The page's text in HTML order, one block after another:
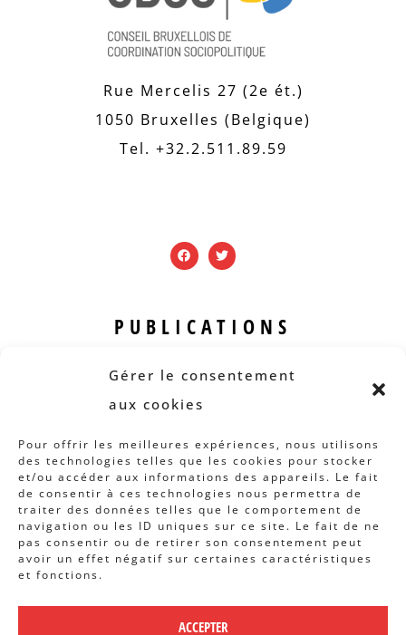
Gérer le consentement
aux cookies
Pour offrir les meilleures expériences, nous utilisons
des technologies telles que les cookies pour stocker
et/ou accéder aux informations des appareils. Le fait
de consentir à ces technologies nous permettra de
traiter des données telles que le comportement de
navigation ou les ID uniques sur ce site. Le fait de ne
pas consentir ou de retirer son consentement peut
avoir un effet négatif sur certaines caractéristiques
et fonctions.
ACCEPTER
Rue Mercelis 27 (2e ét.)
1050 Bruxelles (Belgique)
Tel. +32.2.511.89.59
PUBLICATIONS
Revue B.I.S.
Rapports et analyses
Articles
AUTRES INFOS
Actions
Concertation
Archives